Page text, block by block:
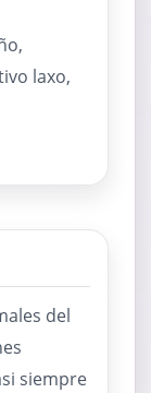
laxo,
del
siempre